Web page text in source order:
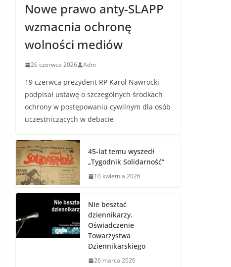
Nowe prawo anty-SLAPP
wzmacnia ochronę
wolności mediów
26 czerwca 2026 Adm
19 czerwca prezydent RP Karol Nawrocki
podpisał ustawę o szczególnych środkach
ochrony w postępowaniu cywilnym dla osób
uczestniczących w debacie
45-lat temu wyszedł
„Tygodnik Solidarność”
10 kwietnia 2026
Nie besztać
dziennikarzy.
Oświadczenie
Towarzystwa
Dziennikarskiego
26 marca 2026